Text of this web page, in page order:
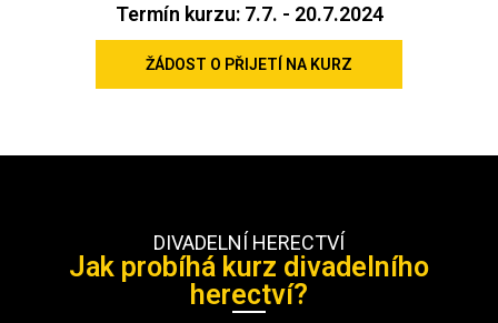
Termín kurzu: 7.7. - 20.7.2024
ŽÁDOST O PŘIJETÍ NA KURZ
DIVADELNÍ HERECTVÍ
Jak probíhá kurz divadelního
herectví?